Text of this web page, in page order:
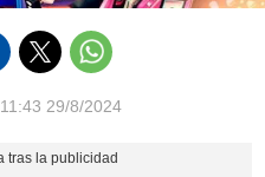
11:43 29/8/2024